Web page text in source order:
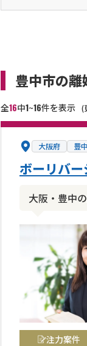
豊中市の
全16中1~16件を表示 (
大阪府 豊
大阪・豊中
ボーリバ
注力案件